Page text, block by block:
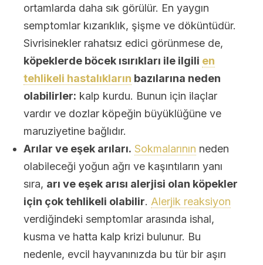
ortamlarda daha sık görülür. En yaygın
semptomlar kızarıklık, şişme ve döküntüdür.
Sivrisinekler rahatsız edici görünmese de,
köpeklerde böcek ısırıkları ile ilgili en
tehlikeli hastalıkların bazılarına neden
olabilirler: kalp kurdu. Bunun için ilaçlar
vardır ve dozlar köpeğin büyüklüğüne ve
maruziyetine bağlıdır.
Arılar ve eşek arıları. Sokmalarının neden
olabileceği yoğun ağrı ve kaşıntıların yanı
sıra, arı ve eşek arısı alerjisi olan köpekler
için çok tehlikeli olabilir. Alerjik reaksiyon
verdiğindeki semptomlar arasında ishal,
kusma ve hatta kalp krizi bulunur. Bu
nedenle, evcil hayvanınızda bu tür bir aşırı